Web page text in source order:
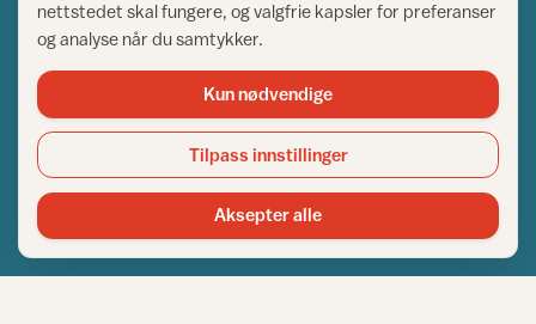
Norsk råd for hjem og bygg
Copyright © 1995-2026. All Rights Reserved.
Ansvarlig redaktør: Helge Bod Vangen
Utgiver: IFI - Norsk råd for hjem og bygg
nettstedet skal fungere, og valgfrie kapsler for preferanser
og analyse når du samtykker.
Kun nødvendige
Tilpass innstillinger
Aksepter alle